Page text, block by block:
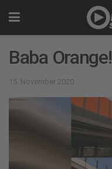
Baba Orange!
15. November 2020